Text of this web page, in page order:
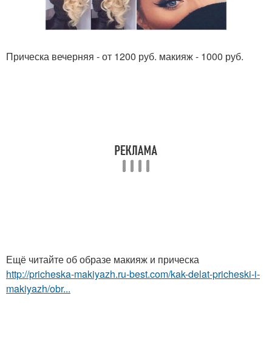
Прическа вечерняя - от 1200 руб. макияж - 1000 руб.
Ещё читайте об образе макияж и прическа
http://pricheska-makiyazh.ru-best.com/kak-delat-pricheski-i-
makiyazh/obr...